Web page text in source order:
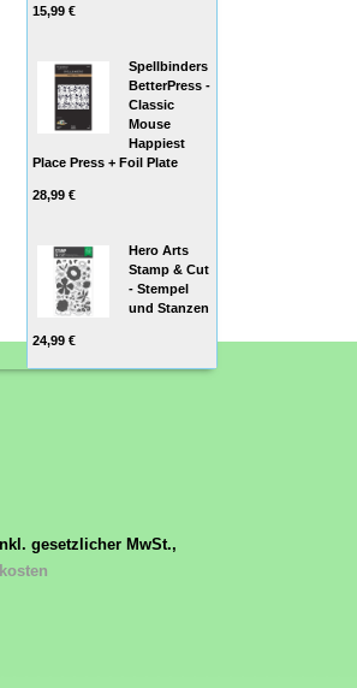
15,99 €
Spellbinders
BetterPress -
Classic
Mouse
Happiest
Place Press + Foil Plate
28,99 €
Hero Arts
Stamp & Cut
- Stempel
und Stanzen
24,99 €
gesetzlicher MwSt.,